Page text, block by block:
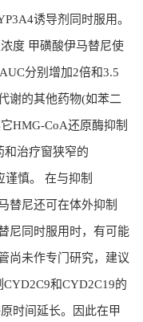
诱导剂同时服用。
度 甲磺酸伊马替尼使
分别增加2倍和3.5
谢的其他药物(如苯二
HMG-CoA还原酶抑制
和治疗窗狭窄的
谨慎。 在与抑制
替尼还可在体外抑制
尼同时服用时，有可能
尚未作专门研究，建议
和CYD2C19的
时间延长。因此在甲